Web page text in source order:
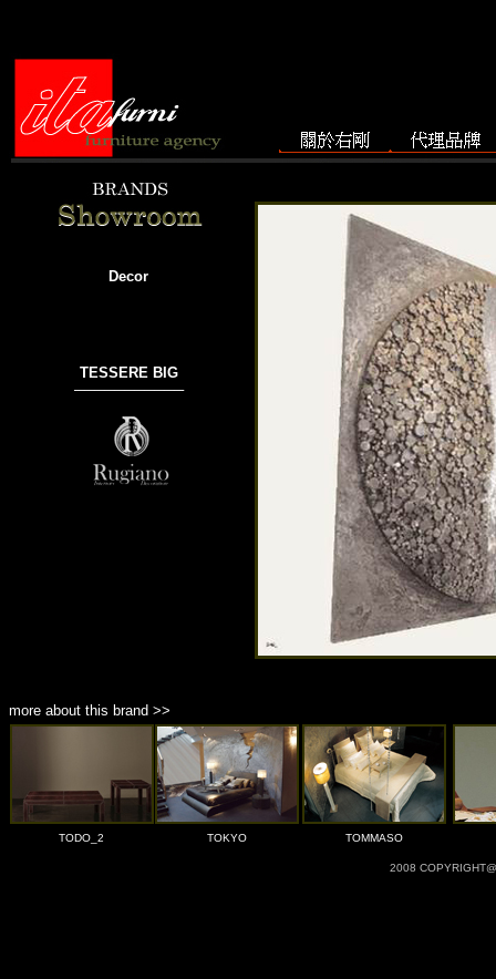
Decor
TESSERE BIG
───────────
more about this brand >>
TODO_2 TOKYO TOMMASO
2008